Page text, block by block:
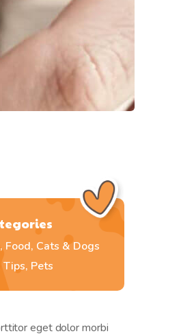
Food, Cats & Dogs
Tips, Pets
eget dolor morbi